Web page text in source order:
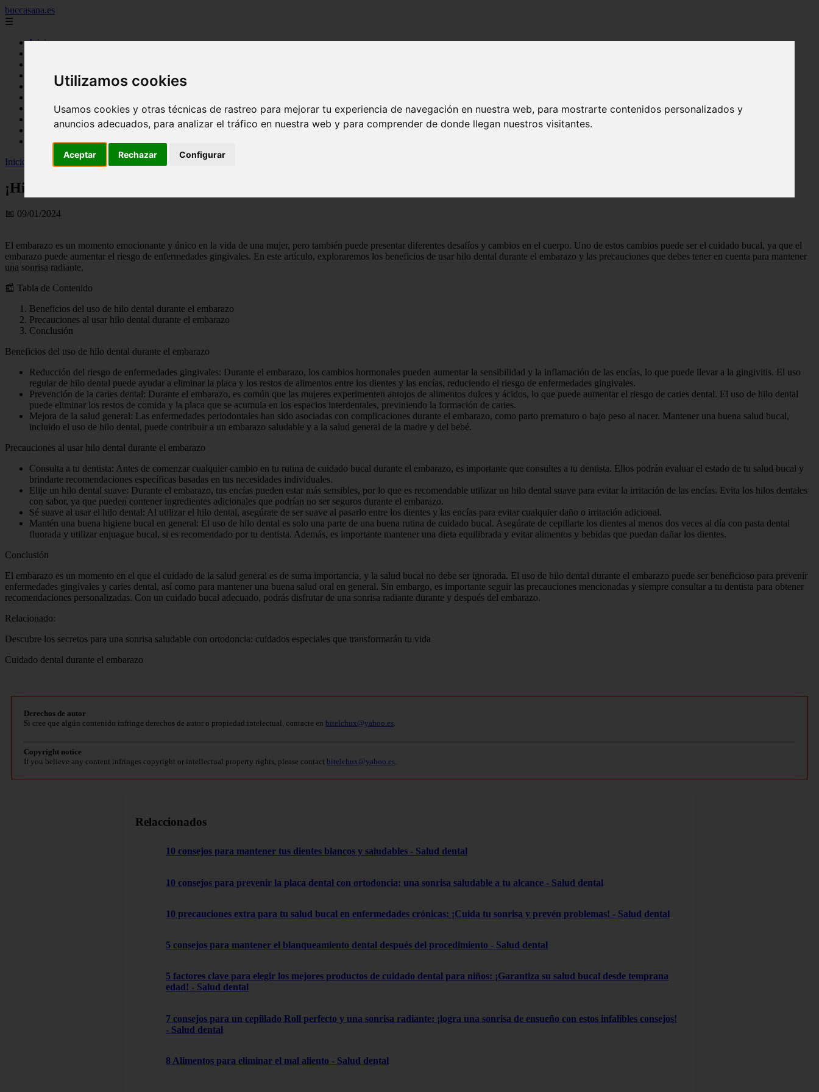
Utilizamos cookies
Usamos cookies y otras técnicas de rastreo para mejorar tu experiencia de navegación en nuestra web, para mostrarte contenidos personalizados y
anuncios adecuados, para analizar el tráfico en nuestra web y para comprender de donde llegan nuestros visitantes.
Aceptar Rechazar Configurar
buccasana.es
☰
Inicio
faringitis
hongos en la boca
lengua blanca causas y remedios
remedio casero para
tipos de brackets
Inicio
¡Hilo dental durante el embarazo: Beneficios y precauciones para una sonrisa radiante! - Salud dental
¡Hilo dental durante el embarazo: Beneficios y precauciones para una sonrisa radiante! - Salud dental
📅 09/01/2024
El embarazo es un momento emocionante y único en la vida de una mujer, pero también puede presentar diferentes desafíos y cambios en el cuerpo. Uno de estos cambios puede ser el cuidado bucal, ya que el
embarazo puede aumentar el riesgo de enfermedades gingivales. En este artículo, exploraremos los beneficios de usar hilo dental durante el embarazo y las precauciones que debes tener en cuenta para mantener
una sonrisa radiante.
📰 Tabla de Contenido
Beneficios del uso de hilo dental durante el embarazo
Precauciones al usar hilo dental durante el embarazo
Conclusión
Beneficios del uso de hilo dental durante el embarazo
Reducción del riesgo de enfermedades gingivales: Durante el embarazo, los cambios hormonales pueden aumentar la sensibilidad y la inflamación de las encías, lo que puede llevar a la gingivitis. El uso
regular de hilo dental puede ayudar a eliminar la placa y los restos de alimentos entre los dientes y las encías, reduciendo el riesgo de enfermedades gingivales.
Prevención de la caries dental: Durante el embarazo, es común que las mujeres experimenten antojos de alimentos dulces y ácidos, lo que puede aumentar el riesgo de caries dental. El uso de hilo dental
puede eliminar los restos de comida y la placa que se acumula en los espacios interdentales, previniendo la formación de caries.
Mejora de la salud general: Las enfermedades periodontales han sido asociadas con complicaciones durante el embarazo, como parto prematuro o bajo peso al nacer. Mantener una buena salud bucal,
incluido el uso de hilo dental, puede contribuir a un embarazo saludable y a la salud general de la madre y del bebé.
Precauciones al usar hilo dental durante el embarazo
Consulta a tu dentista: Antes de comenzar cualquier cambio en tu rutina de cuidado bucal durante el embarazo, es importante que consultes a tu dentista. Ellos podrán evaluar el estado de tu salud bucal y
brindarte recomendaciones específicas basadas en tus necesidades individuales.
Elije un hilo dental suave: Durante el embarazo, tus encías pueden estar más sensibles, por lo que es recomendable utilizar un hilo dental suave para evitar la irritación de las encías. Evita los hilos dentales
con sabor, ya que pueden contener ingredientes adicionales que podrían no ser seguros durante el embarazo.
Sé suave al usar el hilo dental: Al utilizar el hilo dental, asegúrate de ser suave al pasarlo entre los dientes y las encías para evitar cualquier daño o irritación adicional.
Mantén una buena higiene bucal en general: El uso de hilo dental es solo una parte de una buena rutina de cuidado bucal. Asegúrate de cepillarte los dientes al menos dos veces al día con pasta dental
fluorada y utilizar enjuague bucal, si es recomendado por tu dentista. Además, es importante mantener una dieta equilibrada y evitar alimentos y bebidas que puedan dañar los dientes.
Conclusión
El embarazo es un momento en el que el cuidado de la salud general es de suma importancia, y la salud bucal no debe ser ignorada. El uso de hilo dental durante el embarazo puede ser beneficioso para prevenir
enfermedades gingivales y caries dental, así como para mantener una buena salud oral en general. Sin embargo, es importante seguir las precauciones mencionadas y siempre consultar a tu dentista para obtener
recomendaciones personalizadas. Con un cuidado bucal adecuado, podrás disfrutar de una sonrisa radiante durante y después del embarazo.
Relacionado:
Descubre los secretos para una sonrisa saludable con ortodoncia: cuidados especiales que transformarán tu vida
Cuidado dental durante el embarazo
Derechos de autor
Si cree que algún contenido infringe derechos de autor o propiedad intelectual, contacte en bitelchux@yahoo.es
Copyright notice
If you believe any content infringes copyright or intellectual property rights, please contact bitelchux@yahoo.es
Relaccionados
10 consejos para mantener tus dientes blancos y saludables - Salud dental
10 consejos para prevenir la placa dental con ortodoncia: una sonrisa saludable a tu alcance - Salud dental
10 precauciones extra para tu salud bucal en enfermedades crónicas: ¡Cuida tu sonrisa y prevén problemas! - Salud dental
5 consejos para mantener el blanqueamiento dental después del procedimiento - Salud dental
5 factores clave para elegir los mejores productos de cuidado dental para niños: ¡Garantiza su salud bucal desde temprana
edad! - Salud dental
7 consejos para un cepillado Roll perfecto y una sonrisa radiante: ¡logra una sonrisa de ensueño con estos infalibles consejos!
- Salud dental
8 Alimentos para eliminar el mal aliento - Salud dental